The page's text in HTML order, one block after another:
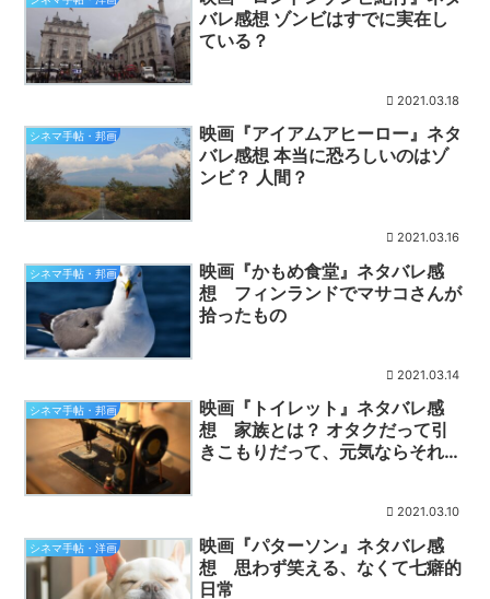
バレ感想 ゾンビはすでに実在し
ている？
2021.03.18
シネマ手帖・邦画
映画『アイアムアヒーロー』ネタ
バレ感想 本当に恐ろしいのはゾ
ンビ？ 人間？
2021.03.16
シネマ手帖・邦画
映画『かもめ食堂』ネタバレ感
想 フィンランドでマサコさんが
拾ったもの
2021.03.14
シネマ手帖・邦画
映画『トイレット』ネタバレ感
想 家族とは？ オタクだって引
きこもりだって、元気ならそれで
2021.03.10
シネマ手帖・洋画
映画『パターソン』ネタバレ感
想 思わず笑える、なくて七癖的
日常